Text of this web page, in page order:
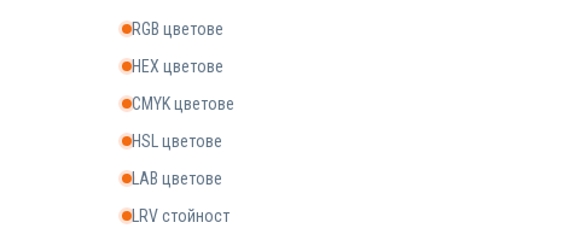
RGB цветове
HEX цветове
CMYK цветове
HSL цветове
LAB цветове
LRV стойност